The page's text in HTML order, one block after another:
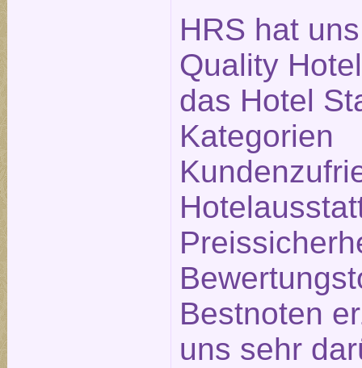
HRS hat
Quality
das Hotel
Kategorien
Bestnoten
uns sehr